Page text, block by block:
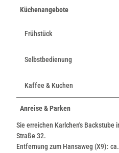
Küchenangebote
Frühstück
Selbstbedienung
Kaffee & Kuchen
Anreise & Parken
Sie erreichen Karlchen's Backstube
Straße 32.
Entfernung zum Hansaweg (X9):